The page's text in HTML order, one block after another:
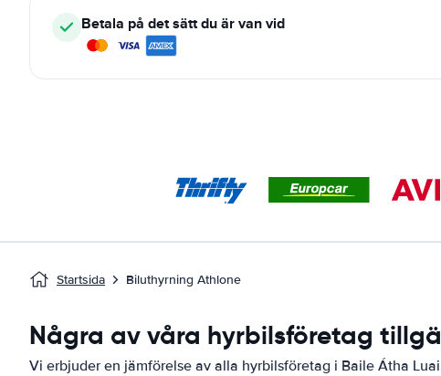
Betala på det sätt du är van vid
Startsida Biluthyrning Athlone
Några av våra hyrbilsföretag
Vi erbjuder en jämförelse av alla hyrbilsföretag i Baile Átha